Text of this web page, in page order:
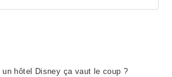
un hôtel Disney ça vaut le coup ?